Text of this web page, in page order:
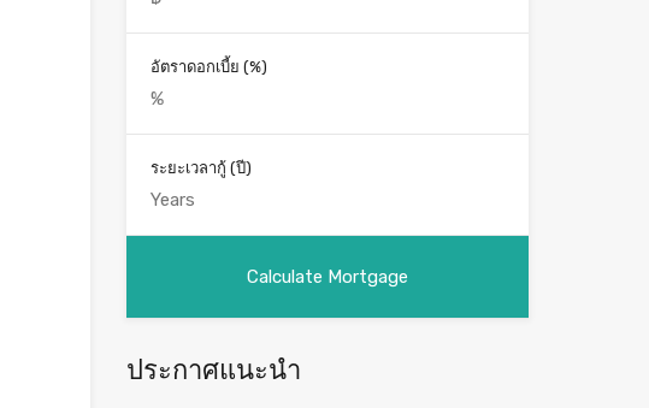
อัตราดอกเบี้ย (%)
ระยะเวลากู้ (ปี)
ประกาศแนะนำ